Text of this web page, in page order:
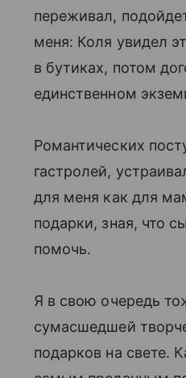
переживал,
меня: Коля увидел
в бутиках, потом
единственном
Романтических
гастролей,
для меня как для
подарки, зная, что
помочь.
Я в свою очередь
сумасшедшей
подарков на свете.